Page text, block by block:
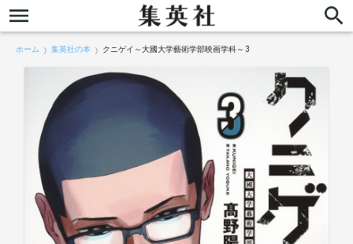
ホーム 集英社の本 クニゲイ～大國大学藝術学部映画学科～ 3